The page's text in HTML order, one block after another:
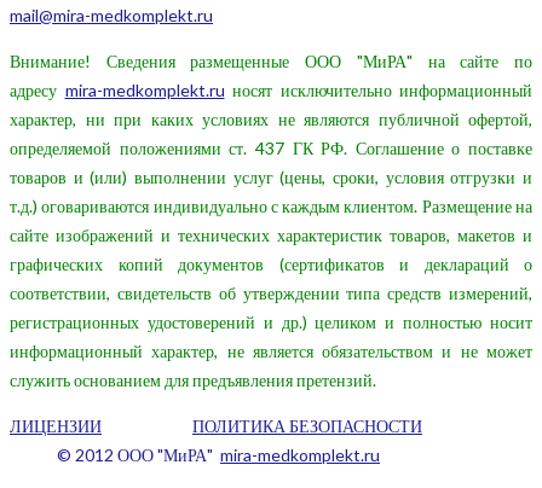
mail@mira-medkomplekt.ru
Внимание! Сведения размещенные ООО "МиРА" на сайте по
адресу mira-medkomplekt.ru носят исключительно информационный
характер, ни при каких условиях не являются публичной офертой,
определяемой положениями ст. 437 ГК РФ. Соглашение о поставке
товаров и (или) выполнении услуг (цены, сроки, условия отгрузки и
т.д.) оговариваются индивидуально с каждым клиентом. Размещение на
сайте изображений и технических характеристик товаров, макетов и
графических копий документов (сертификатов и деклараций о
соответствии, свидетельств об утверждении типа средств измерений,
регистрационных удостоверений и др.) целиком и полностью носит
информационный характер, не является обязательством и не может
служить основанием для предъявления претензий.
ЛИЦЕНЗИИ
ПОЛИТИКА БЕЗОПАСНОСТИ
© 2012 ООО "МиРА" mira-medkomplekt.ru